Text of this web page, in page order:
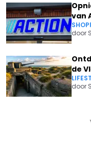
van
door
de
door